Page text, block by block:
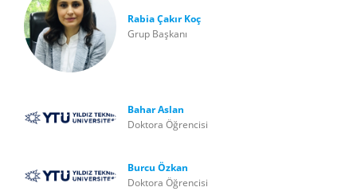
Rabia Çakır Koç
Grup Başkanı
Bahar Aslan
Doktora Öğrencisi
Burcu Özkan
Doktora Öğrencisi